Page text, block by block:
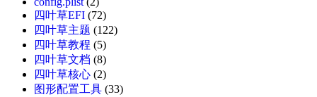
四叶草EFI (72)
四叶草主题 (122)
四叶草教程 (5)
四叶草文档 (8)
四叶草核心 (2)
图形配置工具 (33)